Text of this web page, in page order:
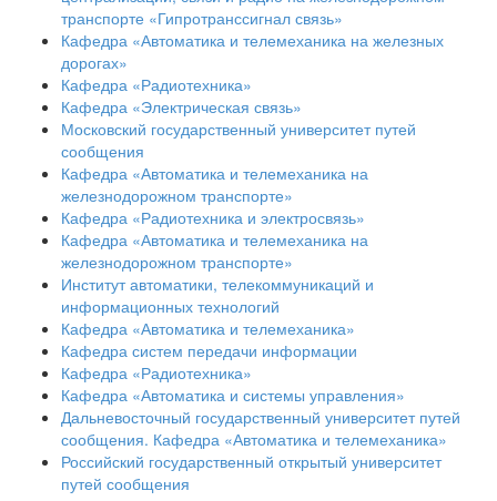
транспорте «Гипротранссигнал связь»
Кафедра «Автоматика и телемеханика на железных
дорогах»
Кафедра «Радиотехника»
Кафедра «Электрическая связь»
Московский государственный университет путей
сообщения
Кафедра «Автоматика и телемеханика на
железнодорожном транспорте»
Кафедра «Радиотехника и электросвязь»
Кафедра «Автоматика и телемеханика на
железнодорожном транспорте»
Институт автоматики, телекоммуникаций и
информационных технологий
Кафедра «Автоматика и телемеханика»
Кафедра систем передачи информации
Кафедра «Радиотехника»
Кафедра «Автоматика и системы управления»
Дальневосточный государственный университет путей
сообщения. Кафедра «Автоматика и телемеханика»
Российский государственный открытый университет
путей сообщения